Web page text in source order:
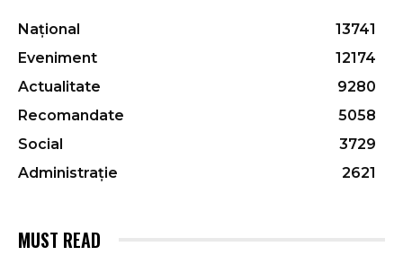
Național
13741
Eveniment
12174
Actualitate
9280
Recomandate
5058
Social
3729
Administrație
2621
MUST READ